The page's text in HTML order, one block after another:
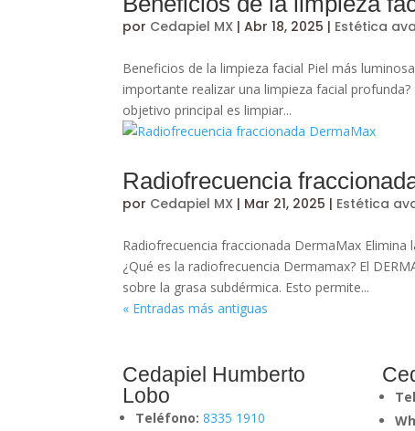
por Cedapiel MX |Abr 18, 2025 | Estética
Beneficios de la limpieza facial Piel más
importante realizar una limpieza facial
objetivo principal es limpiar...
Radiofrecuencia
por Cedapiel MX | Mar 21, 2025 | Estética
Radiofrecuencia fraccionada DermaMax
¿Qué es la radiofrecuencia Dermamax? El
sobre la grasa subdérmica. Esto permite...
« Entradas más antiguas
Cedapiel Humberto
Lobo
Teléfono:8335 1910